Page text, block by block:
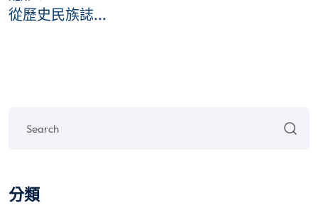
從歷史民族誌...
分類